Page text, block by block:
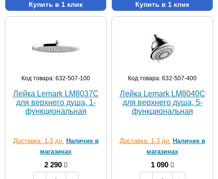
Купить в 1 клик Купить в 1 клик
Код товара: 632-507-100
Лейка Lemark LM8037C
для верхнего душа, 1-
функциональная
Доставка: 1-3 дн. Наличие в
магазинах
2 290
Код товара: 632-507-400
Лейка Lemark LM8040C
для верхнего душа, 5-
функциональная
Доставка: 1-3 дн. Наличие в
магазинах
1 090